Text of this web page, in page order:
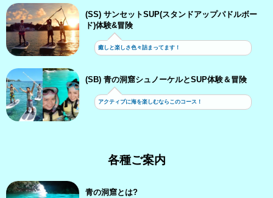
(SS) サンセットSUP(スタンドアップパドルボー
ド)体験&冒険
癒しと楽しさ色々詰まってます！
(SB) 青の洞窟シュノーケルとSUP体験＆冒険
アクティブに海を楽しむならこのコース！
各種ご案内
青の洞窟とは?